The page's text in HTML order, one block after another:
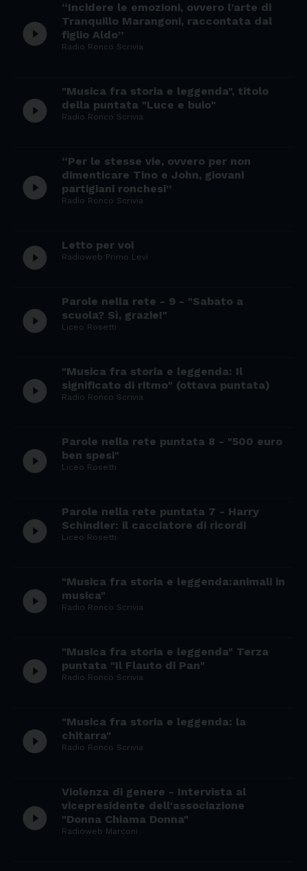
play_circle_filled
“Incidere le emozioni, ovvero l’arte di
Tranquillo Marangoni, raccontata dal
figlio Aldo”
Radio Ronco Scrivia
play_circle_filled
"Musica fra storia e leggenda", titolo
della puntata "Luce e buio"
Radio Ronco Scrivia
play_circle_filled
“Per le stesse vie, ovvero per non
dimenticare Tino e John, giovani
partigiani ronchesi”
Radio Ronco Scrivia
play_circle_filled Letto per voi
Radioweb Primo Levi
play_circle_filled
Parole nella rete - 9 - "Sabato a
scuola? Sì, grazie!"
Liceo Rosetti
play_circle_filled
"Musica fra storia e leggenda: Il
significato di ritmo" (ottava puntata)
Radio Ronco Scrivia
play_circle_filled
Parole nella rete puntata 8 - "500 euro
ben spesi"
Liceo Rosetti
play_circle_filled
Parole nella rete puntata 7 - Harry
Schindler: il cacciatore di ricordi
Liceo Rosetti
play_circle_filled
"Musica fra storia e leggenda:animali in
musica"
Radio Ronco Scrivia
play_circle_filled
"Musica fra storia e leggenda" Terza
puntata "Il Flauto di Pan"
Radio Ronco Scrivia
play_circle_filled
"Musica fra storia e leggenda: la
chitarra"
Radio Ronco Scrivia
play_circle_filled
Violenza di genere - Intervista al
vicepresidente dell'associazione
"Donna Chiama Donna"
Radioweb Marconi